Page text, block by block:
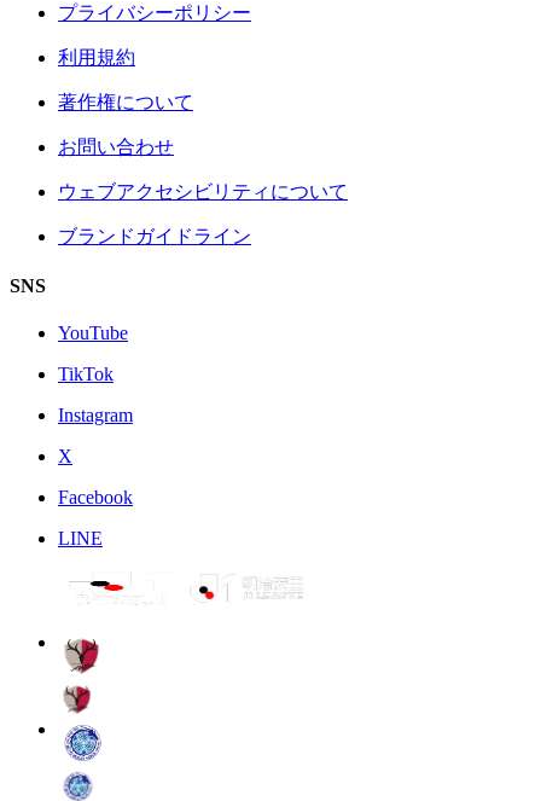
プライバシーポリシー
利用規約
著作権について
お問い合わせ
ウェブアクセシビリティについて
ブランドガイドライン
SNS
YouTube
TikTok
Instagram
X
Facebook
LINE